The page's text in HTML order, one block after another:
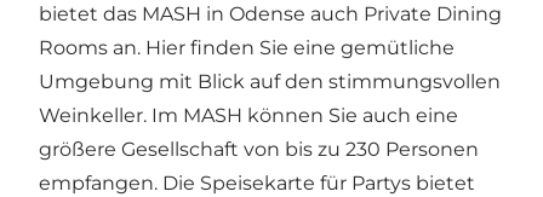
bietet das MASH in Odense auch Private Dining
Rooms an. Hier finden Sie eine gemütliche
Umgebung mit Blick auf den stimmungsvollen
Weinkeller. Im MASH können Sie auch eine
größere Gesellschaft von bis zu 230 Personen
empfangen. Die Speisekarte für Partys bietet